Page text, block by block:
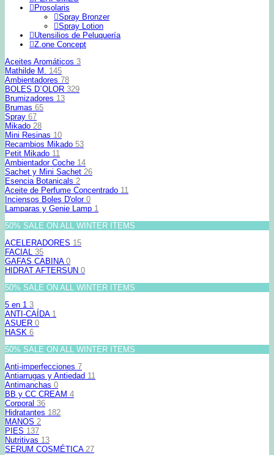
Prosolaris
Spray Bronzer
Spray Lotion
Utensilios de Peluquería
Z.one Concept
Aceites Aromáticos 3
Mathilde M. 145
Ambientadores 78
BOLES D`OLOR 329
Brumizadores 13
Brumas 65
Spray 67
Mikado 28
Mini Resinas 10
Recambios Mikado 53
Petit Mikado 11
Ambientador Coche 14
Sachet y Mini Sachet 26
Esencia Botanicals 2
Aceite de Perfume Concentrado 11
Inciensos Boles D'olor 0
Lamparas y Genie Lamp 1
50% SALE ON ALL WINTER ITEMS
ACELERADORES 15
FACIAL 35
GAFAS CABINA 0
HIDRAT AFTERSUN 0
50% SALE ON ALL WINTER ITEMS
5 en 1 3
ANTI-CAÍDA 1
ASUER 0
HASK 6
50% SALE ON ALL WINTER ITEMS
Anti-imperfecciones 7
Antiarrugas y Antiedad 11
Antimanchas 0
BB y CC CREAM 4
Corporal 36
Hidratantes 182
MANOS 2
PIES 137
Nutritivas 13
SERUM COSMÉTICA 27